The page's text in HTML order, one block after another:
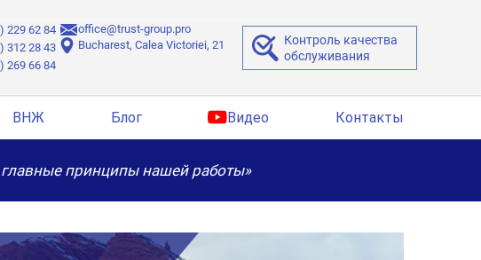
229 62 84
312 28 43
269 66 84
office@trust-group.pro
Bucharest, Calea Victoriei, 21
Контроль качества
обслуживания
ВНЖ Блог Видео Контакты
принципы нашей работы»